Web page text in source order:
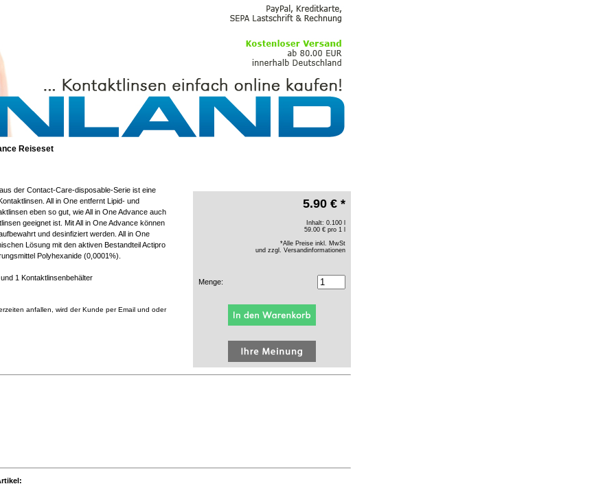
Reiseset
der Contact-Care-disposable-Serie ist eine
All in One entfernt Lipid- und
eben so gut, wie All in One Advance auch
geeignet ist. Mit All in One Advance können
und desinfiziert werden. All in One
Lösung mit den aktiven Bestandteil Actipro
Polyhexanide (0,0001%).
1 Kontaktlinsenbehälter
anfallen, wird der Kunde per Email und oder
5.90 € *
Inhalt: 0.100 l
59.00 € pro 1 l
*Alle Preise inkl. MwSt
und zzgl. Versandinformationen
Menge: